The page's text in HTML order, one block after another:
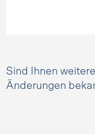
Sind Ihnen
Änderungen